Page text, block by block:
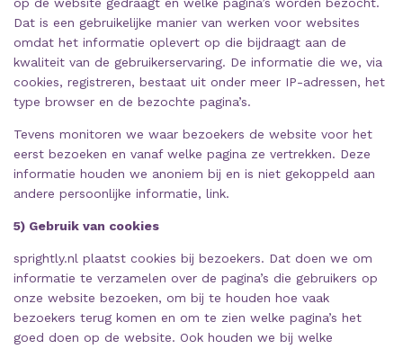
Dat is een gebruikelijke manier van werken voor websites
omdat het informatie oplevert op die bijdraagt aan de
kwaliteit van de gebruikerservaring. De informatie die we, via
cookies, registreren, bestaat uit onder meer IP-adressen, het
type browser en de bezochte pagina’s.
Tevens monitoren we waar bezoekers de website voor het
eerst bezoeken en vanaf welke pagina ze vertrekken. Deze
informatie houden we anoniem bij en is niet gekoppeld aan
andere persoonlijke informatie, link.
5) Gebruik van cookies
sprightly.nl plaatst cookies bij bezoekers. Dat doen we om
informatie te verzamelen over de pagina’s die gebruikers op
onze website bezoeken, om bij te houden hoe vaak
bezoekers terug komen en om te zien welke pagina’s het
goed doen op de website. Ook houden we bij welke